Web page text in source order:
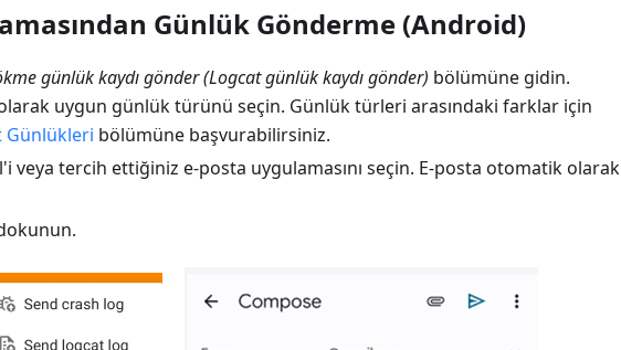
Günlük Gönderme (Android)
günlük kaydı gönder(Logcat günlük kaydı gönder) bölümüne gidin.
uygun günlük türünü seçin. Günlük türleri arasındaki farklar için
Günlükleri bölümüne başvurabilirsiniz.
veya tercih ettiğiniz e-posta uygulamasını seçin. E-posta otomatik olarak